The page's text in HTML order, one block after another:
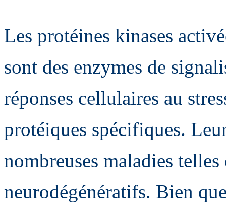
Les protéines kinases
sont des enzymes de
réponses cellulaires au
protéiques spécifiques.
nombreuses maladies
neurodégénératifs. Bien